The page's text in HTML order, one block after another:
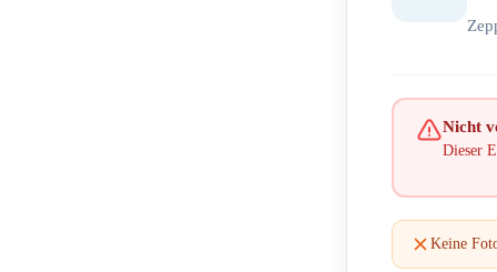
Nicht
Dieser
Keine